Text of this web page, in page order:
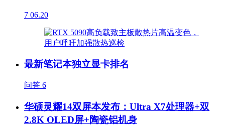
7 06.20
最新笔记本独立显卡排名
问答 6
华硕灵耀14双屏本发布：Ultra X7处理器+双
2.8K OLED屏+陶瓷铝机身